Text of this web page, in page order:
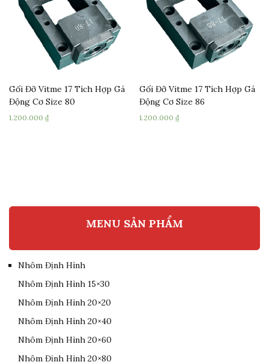
Gối Đỡ Vitme 17 Tích Hợp Gá
Động Cơ Size 80
1.200.000 ₫
Gối Đỡ Vitme 17 Tích Hợp Gá
Động Cơ Size 86
1.200.000₫
MENU SẢN PHẨM
Nhôm Định Hình
Nhôm Định Hình 15×30
Nhôm Định Hình 20×20
Nhôm Định Hình 20×40
Nhôm Định Hình 20×60
Nhôm Định Hình 20×80